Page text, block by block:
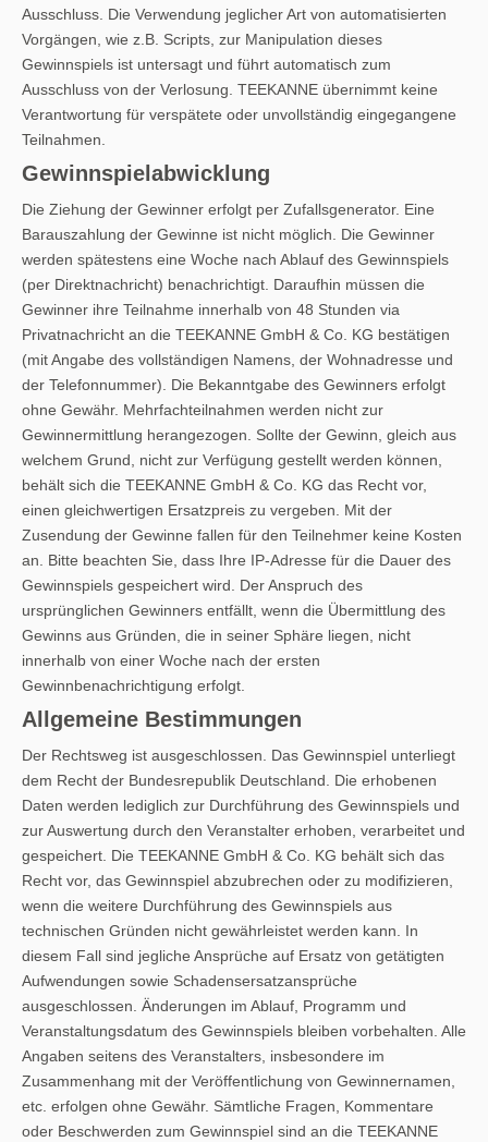
Ausschluss. Die Verwendung jeglicher Art von automatisierten
Vorgängen, wie z.B. Scripts, zur Manipulation dieses
Gewinnspiels ist untersagt und führt automatisch zum
Ausschluss von der Verlosung. TEEKANNE übernimmt keine
Verantwortung für verspätete oder unvollständig eingegangene
Teilnahmen.
Gewinnspielabwicklung
Die Ziehung der Gewinner erfolgt per Zufallsgenerator. Eine
Barauszahlung der Gewinne ist nicht möglich. Die Gewinner
werden spätestens eine Woche nach Ablauf des Gewinnspiels
(per Direktnachricht) benachrichtigt. Daraufhin müssen die
Gewinner ihre Teilnahme innerhalb von 48 Stunden via
Privatnachricht an die TEEKANNE GmbH & Co. KG bestätigen
(mit Angabe des vollständigen Namens, der Wohnadresse und
der Telefonnummer). Die Bekanntgabe des Gewinners erfolgt
ohne Gewähr. Mehrfachteilnahmen werden nicht zur
Gewinnermittlung herangezogen. Sollte der Gewinn, gleich aus
welchem Grund, nicht zur Verfügung gestellt werden können,
behält sich die TEEKANNE GmbH & Co. KG das Recht vor,
einen gleichwertigen Ersatzpreis zu vergeben. Mit der
Zusendung der Gewinne fallen für den Teilnehmer keine Kosten
an. Bitte beachten Sie, dass Ihre IP-Adresse für die Dauer des
Gewinnspiels gespeichert wird. Der Anspruch des
ursprünglichen Gewinners entfällt, wenn die Übermittlung des
Gewinns aus Gründen, die in seiner Sphäre liegen, nicht
innerhalb von einer Woche nach der ersten
Gewinnbenachrichtigung erfolgt.
Allgemeine Bestimmungen
Der Rechtsweg ist ausgeschlossen. Das Gewinnspiel unterliegt
dem Recht der Bundesrepublik Deutschland. Die erhobenen
Daten werden lediglich zur Durchführung des Gewinnspiels und
zur Auswertung durch den Veranstalter erhoben, verarbeitet und
gespeichert. Die TEEKANNE GmbH & Co. KG behält sich das
Recht vor, das Gewinnspiel abzubrechen oder zu modifizieren,
wenn die weitere Durchführung des Gewinnspiels aus
technischen Gründen nicht gewährleistet werden kann. In
diesem Fall sind jegliche Ansprüche auf Ersatz von getätigten
Aufwendungen sowie Schadensersatzansprüche
ausgeschlossen. Änderungen im Ablauf, Programm und
Veranstaltungsdatum des Gewinnspiels bleiben vorbehalten. Alle
Angaben seitens des Veranstalters, insbesondere im
Zusammenhang mit der Veröffentlichung von Gewinnernamen,
etc. erfolgen ohne Gewähr. Sämtliche Fragen, Kommentare
oder Beschwerden zum Gewinnspiel sind an die TEEKANNE